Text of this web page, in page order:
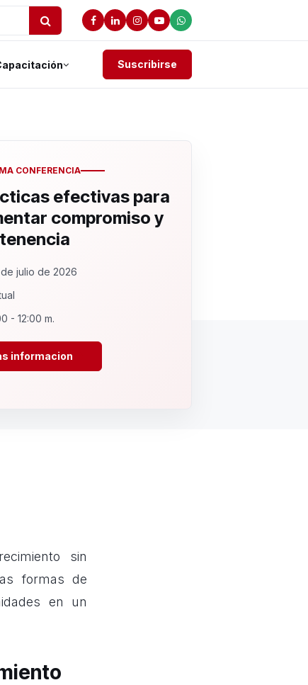
Suscribirse
CONFERENCIA
efectivas para
compromiso y
julio de 2026
- 12:00 m.
informacion
sin
formas de
en un